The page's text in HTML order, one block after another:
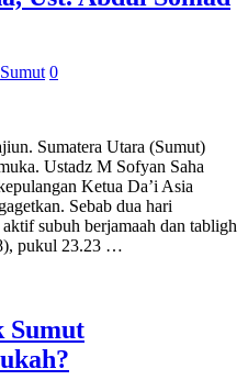
Sumut 0
Sumatera Utara (Sumut)
Ustadz M Sofyan Saha
Ketua Da’i Asia
Sebab dua hari
subuh berjamaah dan tabligh
pukul 23.23 …
Sumut